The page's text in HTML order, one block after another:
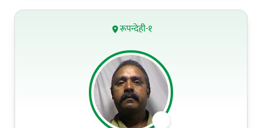
रूपन्देही-१